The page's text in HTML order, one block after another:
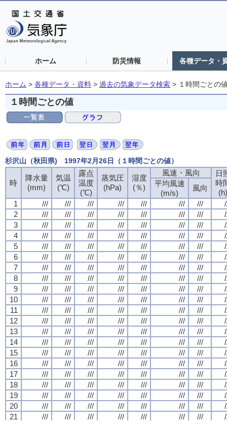
ホーム 防災情報 各種データ・
ホーム > 各種データ・資料 > 過去の気象データ検索 > １時間ごとの
１時間ごとの値
杉沢山（秋田県) 1997年2月26日（１時間ごとの値）
時
降水量
(mm)
気温
(℃)
露点
温度
(℃)
蒸気圧
(hPa)
湿度
(％)
風速・風向
日
時
(h)
平均風速
(m/s)
風向
1
/// /// /// /// /// /// ///
2
/// /// /// /// /// /// ///
3
/// /// /// /// /// /// ///
4
/// /// /// /// /// /// ///
5
/// /// /// /// /// /// ///
6
/// /// /// /// /// /// ///
7
/// /// /// /// /// /// ///
8
/// /// /// /// /// /// ///
9
/// /// /// /// /// /// ///
10
/// /// /// /// /// /// ///
11
/// /// /// /// /// /// ///
12
/// /// /// /// /// /// ///
13
/// /// /// /// /// /// ///
14
/// /// /// /// /// /// ///
15
/// /// /// /// /// /// ///
16
/// /// /// /// /// /// ///
17
/// /// /// /// /// /// ///
18
/// /// /// /// /// /// ///
19
/// /// /// /// /// /// ///
20
/// /// /// /// /// /// ///
21
/// /// /// /// /// /// ///
時
降水量
(mm)
気温
(℃)
露点
温度
(℃)
蒸気圧
(hPa)
湿度
(％)
風速・風向
日
時
(h)
平均風速
(m/s)
風向
1
/// /// /// /// /// /// ///
2
/// /// /// /// /// /// ///
3
/// /// /// /// /// /// ///
4
/// /// /// /// /// /// ///
5
/// /// /// /// /// /// ///
6
/// /// /// /// /// /// ///
7
/// /// /// /// /// /// ///
8
/// /// /// /// /// /// ///
9
/// /// /// /// /// /// ///
10
/// /// /// /// /// /// ///
11
/// /// /// /// /// /// ///
12
/// /// /// /// /// /// ///
13
/// /// /// /// /// /// ///
14
/// /// /// /// /// /// ///
15
/// /// /// /// /// /// ///
16
/// /// /// /// /// /// ///
17
/// /// /// /// /// /// ///
18
/// /// /// /// /// /// ///
19
/// /// /// /// /// /// ///
20
/// /// /// /// /// /// ///
21
/// /// /// /// /// /// ///
時
降水量
(mm)
気温
(℃)
露点
温度
(℃)
蒸気圧
(hPa)
湿度
(％)
風速・風向
日
時
(h)
平均風速
(m/s)
風向
1
/// /// /// /// /// /// ///
2
/// /// /// /// /// /// ///
3
/// /// /// /// /// /// ///
4
/// /// /// /// /// /// ///
5
/// /// /// /// /// /// ///
6
/// /// /// /// /// /// ///
7
/// /// /// /// /// /// ///
8
/// /// /// /// /// /// ///
9
/// /// /// /// /// /// ///
10
/// /// /// /// /// /// ///
11
/// /// /// /// /// /// ///
12
/// /// /// /// /// /// ///
13
/// /// /// /// /// /// ///
14
/// /// /// /// /// /// ///
15
/// /// /// /// /// /// ///
16
/// /// /// /// /// /// ///
17
/// /// /// /// /// /// ///
18
/// /// /// /// /// /// ///
19
/// /// /// /// /// /// ///
20
/// /// /// /// /// /// ///
21
/// /// /// /// /// /// ///
時
降水量
(mm)
気温
(℃)
露点
温度
(℃)
蒸気圧
(hPa)
湿度
(％)
風速・風向
日
時
(h)
平均風速
(m/s)
風向
1
/// /// /// /// /// /// ///
2
/// /// /// /// /// /// ///
3
/// /// /// /// /// /// ///
4
/// /// /// /// /// /// ///
5
/// /// /// /// /// /// ///
6
/// /// /// /// /// /// ///
7
/// /// /// /// /// /// ///
8
/// /// /// /// /// /// ///
9
/// /// /// /// /// /// ///
10
/// /// /// /// /// /// ///
11
/// /// /// /// /// /// ///
12
/// /// /// /// /// /// ///
13
/// /// /// /// /// /// ///
14
/// /// /// /// /// /// ///
15
/// /// /// /// /// /// ///
16
/// /// /// /// /// /// ///
17
/// /// /// /// /// /// ///
18
/// /// /// /// /// /// ///
19
/// /// /// /// /// /// ///
20
/// /// /// /// /// /// ///
21
/// /// /// /// /// /// ///